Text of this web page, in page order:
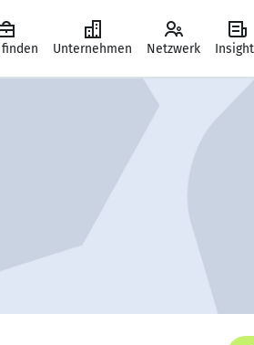
finden Unternehmen Netzwerk